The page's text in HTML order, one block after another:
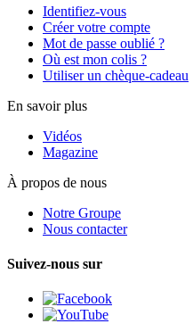
Identifiez-vous
Créer votre compte
Mot de passe oublié ?
Où est mon colis ?
Utiliser un chèque-cadeau
En savoir plus
Vidéos
Magazine
À propos de nous
Notre Groupe
Nous contacter
Suivez-nous sur